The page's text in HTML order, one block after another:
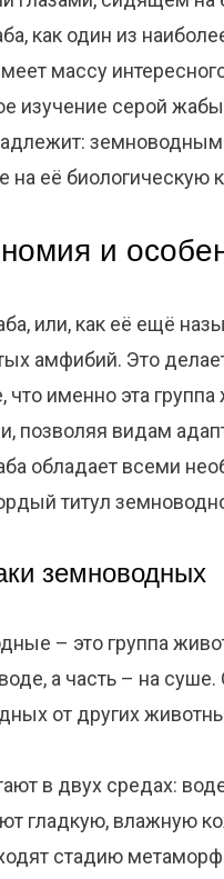
как один из
массу
изучение серой
на её биологическую
и
или, как её ещё
амфибий. Это
что именно эта
позволяя видам
обладает всеми
титул
земноводных
– это группа
а часть – на
от других
в двух средах:
гладкую, влажную
стадию